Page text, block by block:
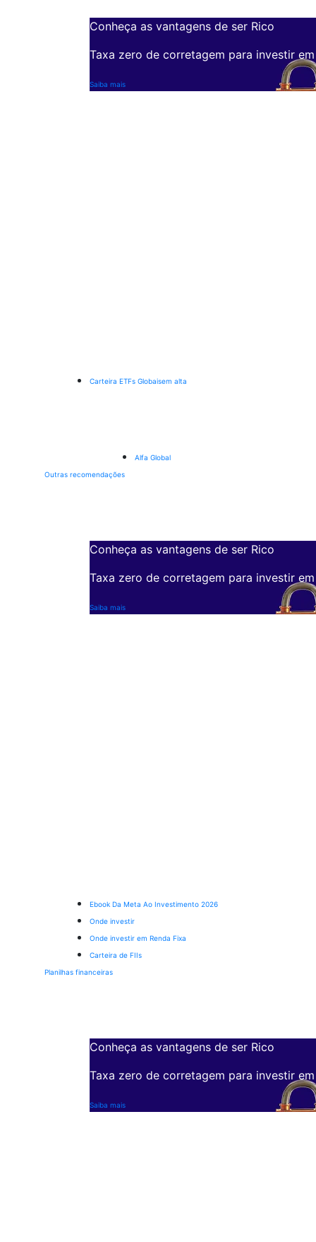
Conheça as vantagens de ser Rico
Taxa zero de corretagem para investir
Saiba mais
Carteira ETFs Globaisem alta
Alfa Global
Outras recomendações
Conheça as vantagens de ser Rico
Taxa zero de corretagem para investir
Saiba mais
Ebook Da Meta Ao Investimento 2026
Onde investir
Onde investir em Renda Fixa
Carteira de FIIs
Planilhas financeiras
Conheça as vantagens de ser Rico
Taxa zero de corretagem para investir
Saiba mais